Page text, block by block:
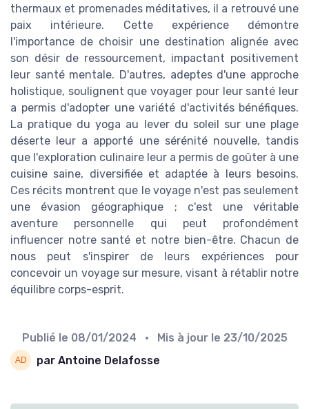
thermaux et promenades méditatives, il a retrouvé une
paix intérieure. Cette expérience démontre
l'importance de choisir une destination alignée avec
son désir de ressourcement, impactant positivement
leur santé mentale. D'autres, adeptes d'une approche
holistique, soulignent que voyager pour leur santé leur
a permis d'adopter une variété d'activités bénéfiques.
La pratique du yoga au lever du soleil sur une plage
déserte leur a apporté une sérénité nouvelle, tandis
que l'exploration culinaire leur a permis de goûter à une
cuisine saine, diversifiée et adaptée à leurs besoins.
Ces récits montrent que le voyage n'est pas seulement
une évasion géographique ; c'est une véritable
aventure personnelle qui peut profondément
influencer notre santé et notre bien-être. Chacun de
nous peut s'inspirer de leurs expériences pour
concevoir un voyage sur mesure, visant à rétablir notre
équilibre corps-esprit.
Publié le 08/01/2024 • Mis à jour le 23/10/2025
par Antoine Delafosse